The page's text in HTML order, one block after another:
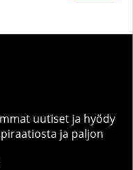
uutiset ja hyödy
ja paljon